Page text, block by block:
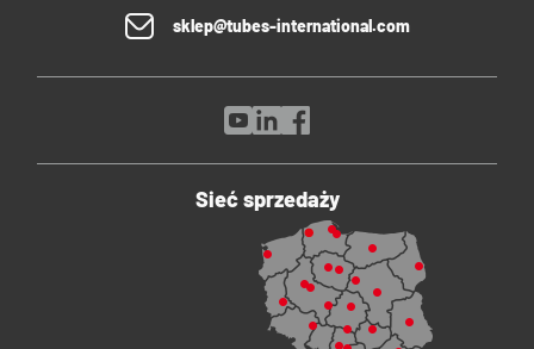
sklep@tubes-international.com
Sieć sprzedaży